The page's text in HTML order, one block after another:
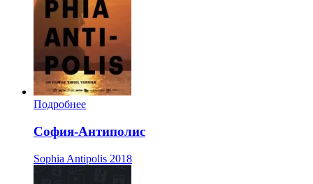
Подробнее
София-Антиполис
Sophia Antipolis 2018